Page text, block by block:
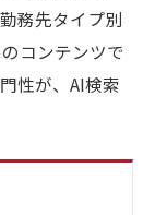
務先タイプ別
コンテンツで
性が、AI検索